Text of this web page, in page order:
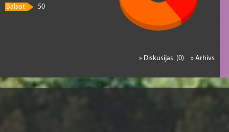
Balsot
50
» Arhīvs
» Diskusijas (0)